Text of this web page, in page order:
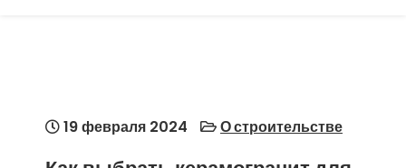
19 февраля 2024 О строительстве